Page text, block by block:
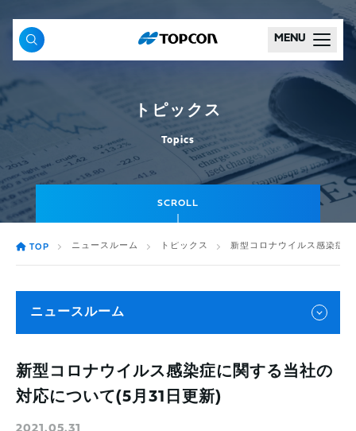
MENU
トピックス
Topics
SCROLL
TOP ニュースルーム トピックス 新型コロナウイルス感染症
ニュースルーム
新型コロナウイルス感染症に関する当社の
対応について(5月31日更新)